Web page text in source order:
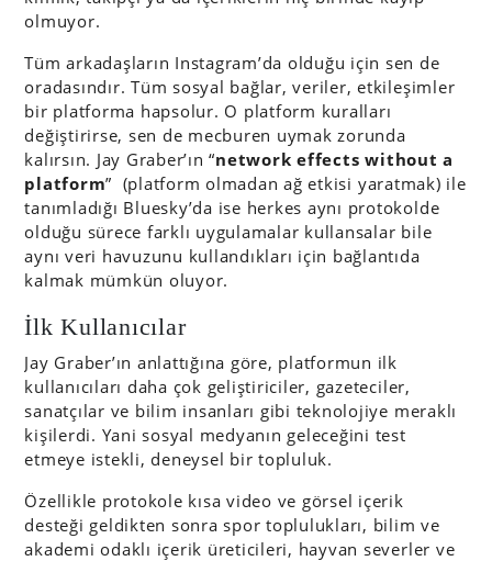
olmuyor.
Tüm arkadaşların Instagram’da olduğu için sen de
oradasındır. Tüm sosyal bağlar, veriler, etkileşimler
bir platforma hapsolur. O platform kuralları
değiştirirse, sen de mecburen uymak zorunda
kalırsın. Jay Graber’ın “network effects without a
platform” (platform olmadan ağ etkisi yaratmak) ile
tanımladığı Bluesky’da ise herkes aynı protokolde
olduğu sürece farklı uygulamalar kullansalar bile
aynı veri havuzunu kullandıkları için bağlantıda
kalmak mümkün oluyor.
İlk Kullanıcılar
Jay Graber’ın anlattığına göre, platformun ilk
kullanıcıları daha çok geliştiriciler, gazeteciler,
sanatçılar ve bilim insanları gibi teknolojiye meraklı
kişilerdi. Yani sosyal medyanın geleceğini test
etmeye istekli, deneysel bir topluluk.
Özellikle protokole kısa video ve görsel içerik
desteği geldikten sonra spor toplulukları, bilim ve
akademi odaklı içerik üreticileri, hayvan severler ve